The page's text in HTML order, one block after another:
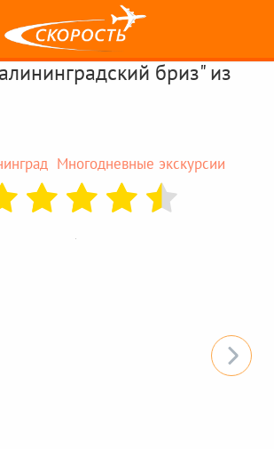
бриз" из
Многодневные экскурсии